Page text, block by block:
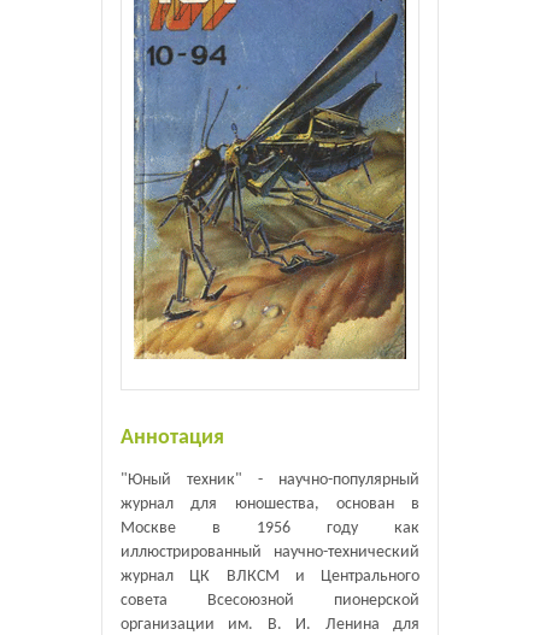
Аннотация
"Юный техник" - научно-популярный
журнал для юношества, основан в
Москве в 1956 году как
иллюстрированный научно-технический
журнал ЦК ВЛКСМ и Центрального
совета Всесоюзной пионерской
организации им. В. И. Ленина для